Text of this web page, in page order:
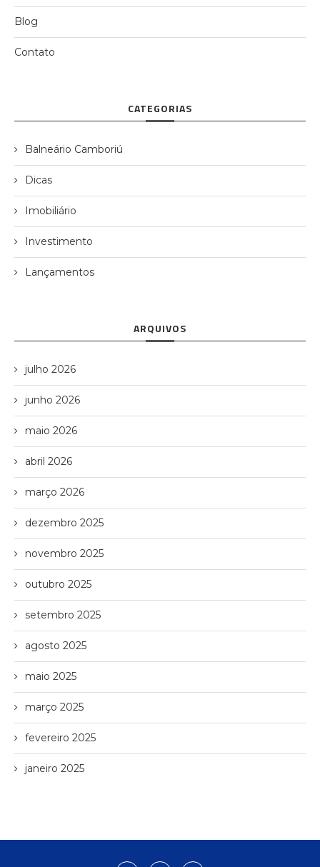
Blog
Contato
CATEGORIAS
Balneário Camboriú
Dicas
Imobiliário
Investimento
Lançamentos
ARQUIVOS
julho 2026
junho 2026
maio 2026
abril 2026
março 2026
dezembro 2025
novembro 2025
outubro 2025
setembro 2025
agosto 2025
maio 2025
março 2025
fevereiro 2025
janeiro 2025